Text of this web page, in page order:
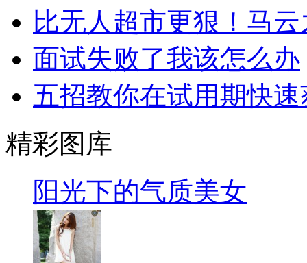
比无人超市更狠！马
面试失败了我该怎么办
五招教你在试用期快
精彩图库
阳光下的气质美女